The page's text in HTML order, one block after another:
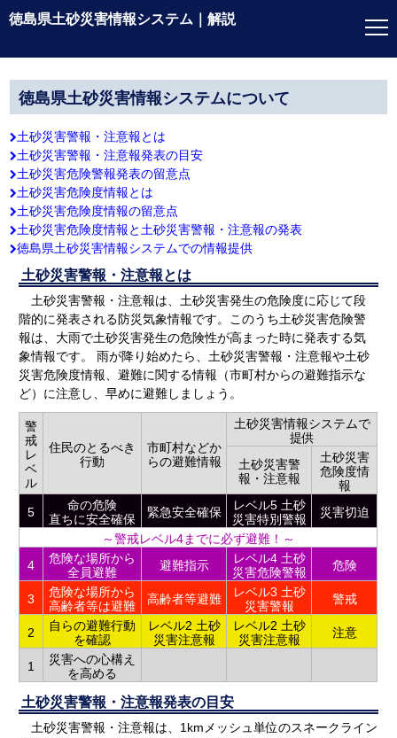
徳島県土砂災害情報システム｜解説
はじめに
利用上の注意点
徳島県土砂災害情報システムについて
操作方法
徳島県土砂災害情報システムについて
土砂災害警報・注意報とは
土砂災害警報・注意報発表の目安
土砂災害危険警報発表の留意点
土砂災害危険度情報とは
土砂災害危険度情報の留意点
土砂災害危険度情報と土砂災害警報・注意報の発表
徳島県土砂災害情報システムでの情報提供
土砂災害警報・注意報とは
土砂災害警報・注意報は、土砂災害発生の危険度に応じて段
階的に発表される防災気象情報です。このうち土砂災害危険警
報は、大雨で土砂災害発生の危険性が高まった時に発表する気
象情報です。 雨が降り始めたら、土砂災害警報・注意報や土砂
災害危険度情報、避難に関する情報（市町村からの避難指示な
ど）に注意し、早めに避難しましょう。
警
戒
レ
ベ
ル
住民のとるべき
行動
市町村などか
らの避難情報
土砂災害情報システムで
提供
土砂災害警
報・注意報
土砂災害
危険度情
報
5
命の危険
直ちに安全確保
緊急安全確保
レベル5 土砂
災害特別警報
災害切迫
～警戒レベル4までに必ず避難！～
4
危険な場所から
全員避難
避難指示
レベル4 土砂
災害危険警報
危険
3
危険な場所から
高齢者等は避難
高齢者等避難
レベル3 土砂
災害警報
警戒
2
自らの避難行動
を確認
レベル2 土砂
災害注意報
レベル2 土砂
災害注意報
注意
1
災害への心構え
を高める
土砂災害警報・注意報発表の目安
土砂災害警報・注意報は、1kmメッシュ単位のスネークライン